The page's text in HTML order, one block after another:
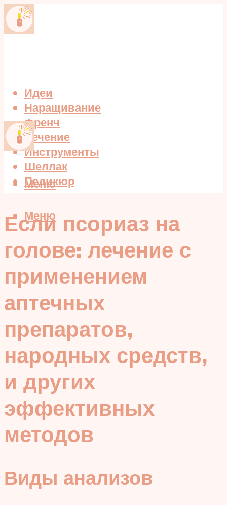
Идеи
Наращивание
Френч
Лечение
Инструменты
Шеллак
Педикюр
Меню
Меню
Если псориаз на
голове: лечение с
применением
аптечных
препаратов,
народных средств,
и других
эффективных
методов
Виды анализов